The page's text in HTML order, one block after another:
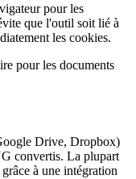
pour les
que l'outil soit lié à
les cookies.
pour les documents
Drive, Dropbox)
convertis. La plupart
à une intégration